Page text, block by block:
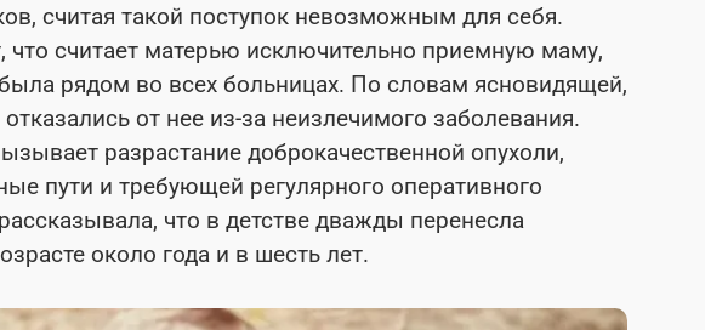
считая такой поступок невозможным для себя.
что считает матерью исключительно приемную маму,
рядом во всех больницах. По словам ясновидящей,
от нее из-за неизлечимого заболевания.
разрастание доброкачественной опухоли,
пути и требующей регулярного оперативного
что в детстве дважды перенесла
около года и в шесть лет.